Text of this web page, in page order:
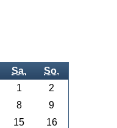
Sa. So.
1
2
8
9
15
16